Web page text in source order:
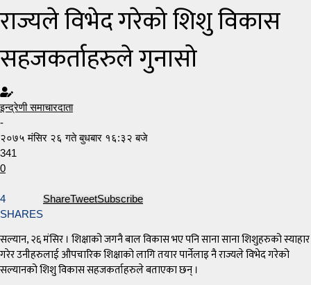
राज्यले विभेद गरेको शिशु विकास
सहजकर्ताहरुले गुनासो
इन्द्रेणी समाचारदाता
-
२०७५ मंसिर २६ गते बुधबार १६:३२ बजे
341
0
4
SHARES
ShareTweetSubscribe
सल्यान, २६ मंसिर । शिक्षाको जगनै बाल विकास भए पनि साना साना शिशुहरुको स्याहार
गरेर उनीहरुलाई औपचारिक शिक्षाको लागि तयार पार्नेलाइ नै राज्यले विभेद गरेको
सल्यानको शिशु विकास सहजकर्ताहरुले बताएका छन् ।